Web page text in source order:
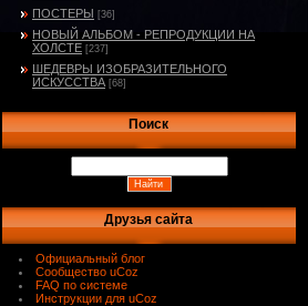
ПОСТЕРЫ [36]
НОВЫЙ АЛЬБОМ - РЕПРОДУКЦИИ НА
ХОЛСТЕ [237]
ШЕДЕВРЫ ИЗОБРАЗИТЕЛЬНОГО
ИСКУССТВА [68]
Поиск
Друзья сайта
Официальный блог
Сообщество uCoz
FAQ по системе
Инструкции для uCoz